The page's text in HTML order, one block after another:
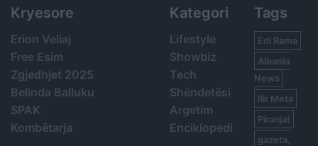
Kryesore
Erion Veliaj
Free Esim
Zgjedhjet 2025
Belinda Balluku
SPAK
Kombëtarja
Kategori
Lifestyle
Showbiz
Tech
Shëndetësi
Argetim
Enciklopedi
Tags
Edi Rama
Albania
News
Ilir Meta
Piranjat
gazeta,